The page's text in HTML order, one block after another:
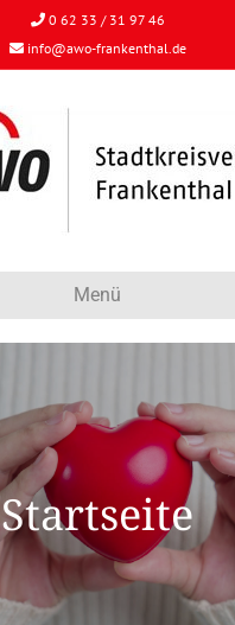
0 62 33 / 31 97 46
info@awo-frankenthal.de
Menü
Startseite